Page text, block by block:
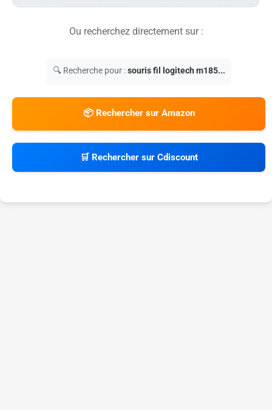
Ou recherchez directement sur :
🔍 Recherche pour :souris fil logitech m185...
📦 Rechercher sur Amazon
🛒 Rechercher sur Cdiscount